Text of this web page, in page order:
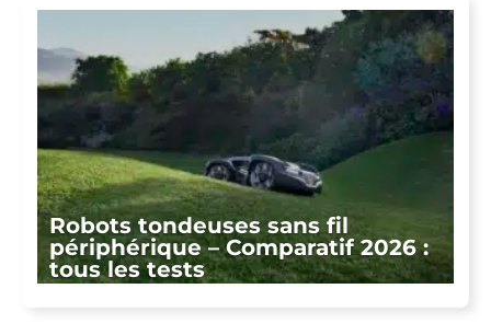
Robots tondeuses sans fil
périphérique – Comparatif 2026 :
tous les tests